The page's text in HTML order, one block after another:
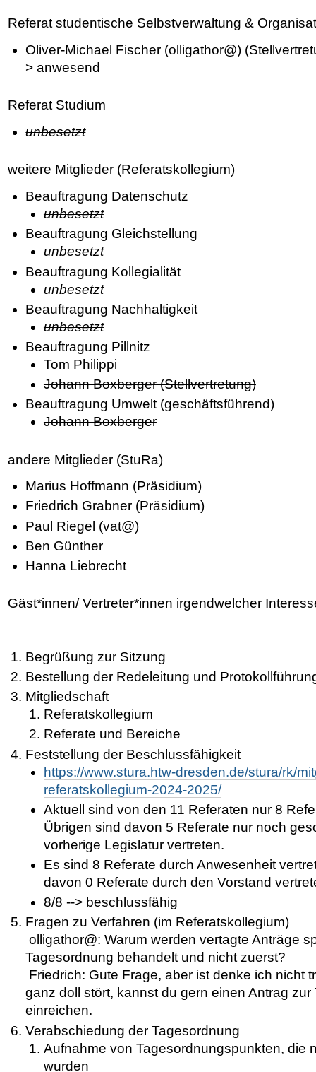
Referat studentische Selbstverwaltung &
Oliver-Michael Fischer (olligathor@)
> anwesend
Referat Studium
unbesetzt
weitere Mitglieder (Referatskollegium)
Beauftragung Datenschutz
unbesetzt
Beauftragung Gleichstellung
unbesetzt
Beauftragung Kollegialität
unbesetzt
Beauftragung Nachhaltigkeit
unbesetzt
Beauftragung Pillnitz
Tom Philippi
Johann Boxberger (Stellvertretung)
Beauftragung Umwelt (geschäftsführend)
Johann Boxberger
andere Mitglieder (StuRa)
Marius Hoffmann (Präsidium)
Friedrich Grabner (Präsidium)
Paul Riegel (vat@)
Ben Günther
Hanna Liebrecht
Gäst*innen/ Vertreter*innen irgendwelcher
Begrüßung zur Sitzung
Bestellung der Redeleitung und
Mitgliedschaft
Referatskollegium
Referate und Bereiche
Feststellung der Beschlussfähigkeit
https://www.stura.htw-dresden.de/stura/rk/
referatskollegium-2024-2025/
Aktuell sind von den 11 Referaten nur 8
Übrigen sind davon 5 Referate nur noch
vorherige Legislatur vertreten.
Es sind 8 Referate durch Anwesenheit
davon 0 Referate durch den Vorstand
8/8 --> beschlussfähig
Fragen zu Verfahren (im Referatskollegium)
olligathor@: Warum werden vertagte Anträge
Tagesordnung behandelt und nicht zuerst?
Friedrich: Gute Frage, aber ist denke ich nicht
ganz doll stört, kannst du gern einen Antrag
einreichen.
Verabschiedung der Tagesordnung
Aufnahme von Tagesordnungspunkten, die
wurden